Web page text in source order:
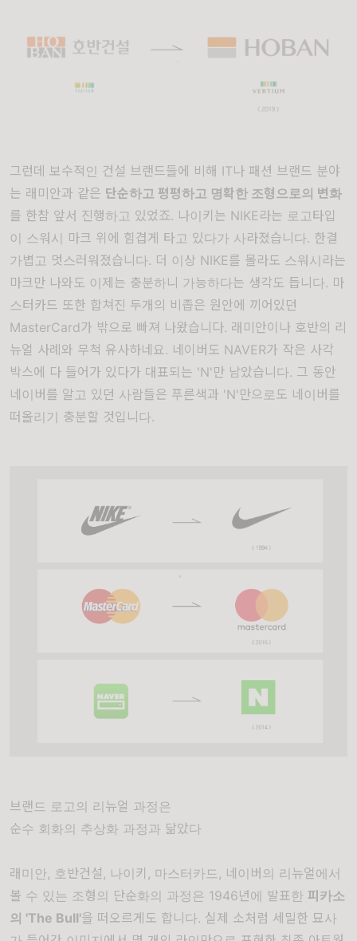
그런데 보수적인 건설 브랜드들에 비해 IT나 패션 브랜드 분야
는 래미안과 같은 단순하고 평평하고 명확한 조형으로의 변화
를 한참 앞서 진행하고 있었죠. 나이키는 NIKE라는 로고타입
이 스워시 마크 위에 힘겹게 타고 있다가 사라졌습니다. 한결
가볍고 멋스러워졌습니다. 더 이상 NIKE를 몰라도 스워시라는
마크만 나와도 이제는 충분하니 가능하다는 생각도 듭니다. 마
스터카드 또한 합쳐진 두개의 비좁은 원안에 끼어있던
MasterCard가 밖으로 빠져 나왔습니다. 래미안이나 호반의 리
뉴얼 사례와 무척 유사하네요. 네이버도 NAVER가 작은 사각
박스에 다 들어가 있다가 대표되는 'N'만 남았습니다. 그 동안
네이버를 알고 있던 사람들은 푸른색과 'N'만으로도 네이버를
떠올리기 충분할 것입니다.
브랜드 로고의 리뉴얼 과정은
순수 회화의 추상화 과정과 닮았다
래미안, 호반건설, 나이키, 마스터카드, 네이버의 리뉴얼에서
볼 수 있는 조형의 단순화의 과정은 1946년에 발표한 피카소
의 'The Bull'을 떠오르게도 합니다. 실제 소처럼 세밀한 묘사